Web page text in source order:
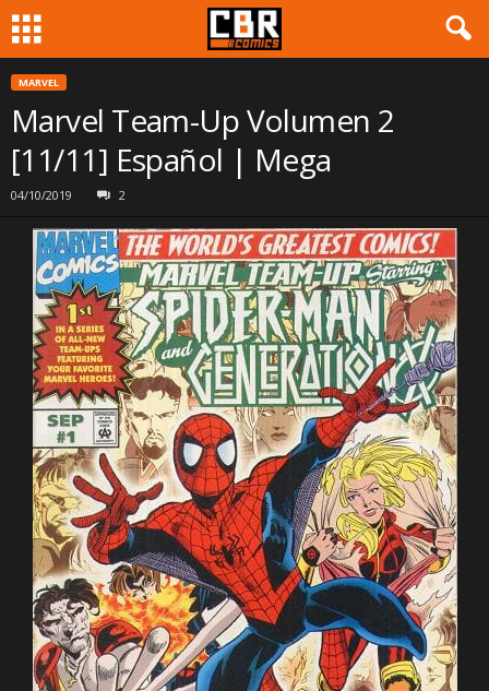
MARVEL
Marvel Team-Up Volumen 2
[11/11] Español | Mega
04/10/2019 2